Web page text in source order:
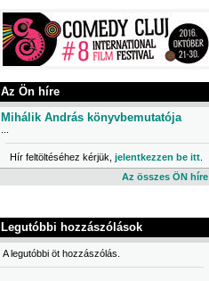
Az Ön híre
Mihálik András könyvbemutatója
Hír feltöltéséhez kérjük, jelentkezzen be itt
Az összes ÖN híre
Legutóbbi hozzászólások
A legutóbbi öt hozzászólás.